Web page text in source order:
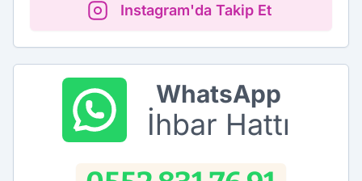
Instagram'da Takip Et
WhatsApp
İhbar Hattı